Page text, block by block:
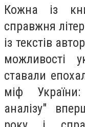
Кожна із
справжня
із текстів
можливості
ставали
міф
аналізу"